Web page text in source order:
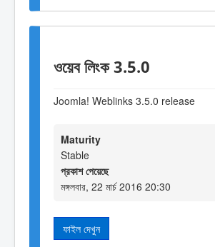
ওয়েব লিংক 3.5.0
Joomla! Weblinks 3.5.0 release
Maturity
Stable
প্রকাশ পেয়েছে
মঙ্গলবার, 22 মার্চ 2016 20:30
ফাইল দেখুন